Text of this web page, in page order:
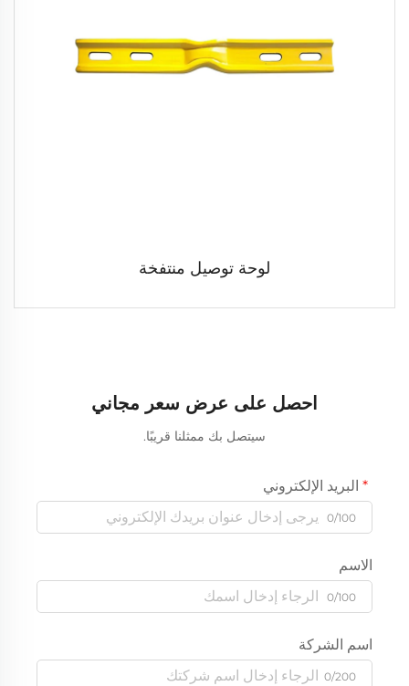
لوحة توصيل منتفخة
احصل على عرض سعر مجاني
سيتصل بك ممثلنا قريبًا.
البريد الإلكتروني
0/100
الاسم
0/100
اسم الشركة
0/200